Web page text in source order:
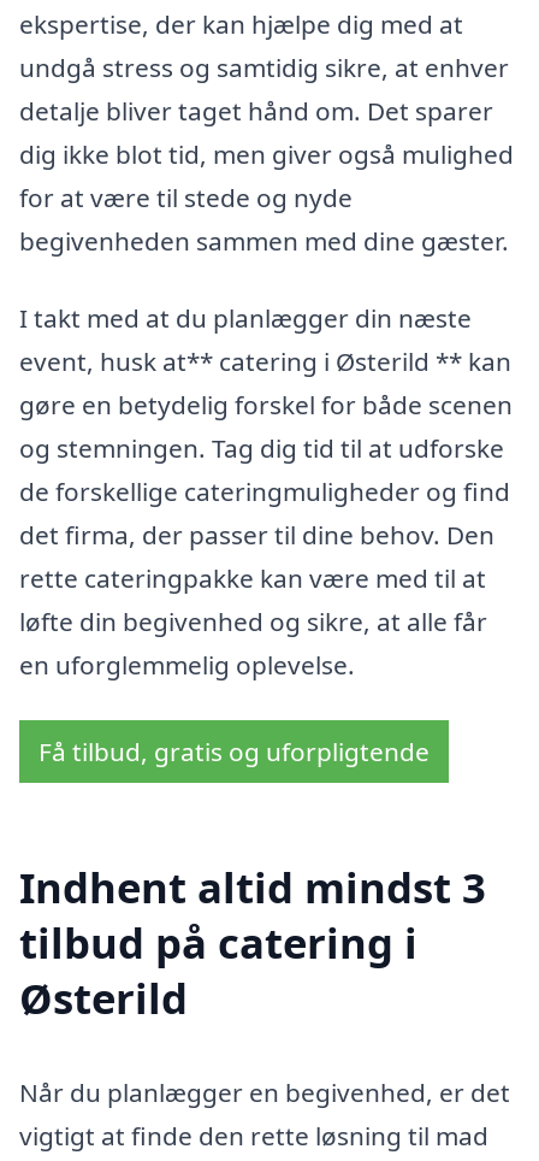
ekspertise, der kan hjælpe dig med at
undgå stress og samtidig sikre, at enhver
detalje bliver taget hånd om. Det sparer
dig ikke blot tid, men giver også mulighed
for at være til stede og nyde
begivenheden sammen med dine gæster.
I takt med at du planlægger din næste
event, husk at** catering i Østerild ** kan
gøre en betydelig forskel for både scenen
og stemningen. Tag dig tid til at udforske
de forskellige cateringmuligheder og find
det firma, der passer til dine behov. Den
rette cateringpakke kan være med til at
løfte din begivenhed og sikre, at alle får
en uforglemmelig oplevelse.
Få tilbud, gratis og uforpligtende
Indhent altid mindst 3
tilbud på catering i
Østerild
Når du planlægger en begivenhed, er det
vigtigt at finde den rette løsning til mad